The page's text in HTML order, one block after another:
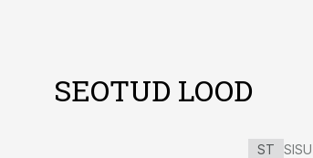
SEOTUD LOOD
ST